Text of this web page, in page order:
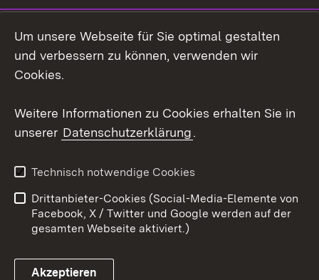
X / Twitter
Youtube
Kontakt
Datenschutz
Barrierefreiheit
Impressum Cookies
Um unsere Webseite für Sie optimal gestalten
und verbessern zu können, verwenden wir
Cookies.
Weitere Informationen zu Cookies erhalten Sie in
unserer Datenschutzerklärung.
Technisch notwendige Cookies
Drittanbieter-Cookies (Social-Media-Elemente von
Facebook, X / Twitter und Google werden auf der
gesamten Webseite aktiviert.)
Akzeptieren